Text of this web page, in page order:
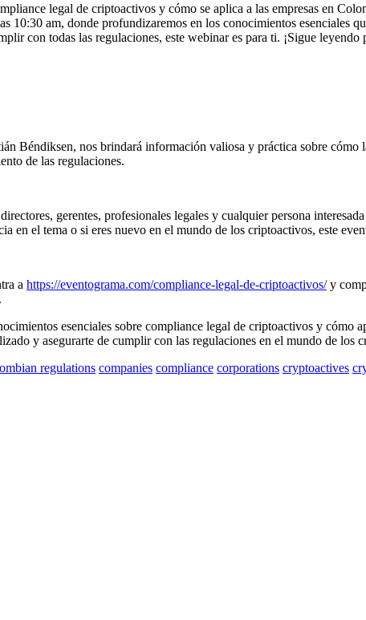
legal de criptoactivos y cómo se aplica a las empresas en
10:30 am, donde profundizaremos en los conocimientos esenciales
con todas las regulaciones, este webinar es para ti. ¡Sigue
Béndiksen, nos brindará información valiosa y práctica sobre
de las regulaciones.
gerentes, profesionales legales y cualquier persona
en el tema o si eres nuevo en el mundo de los criptoactivos, este
a https://eventograma.com/compliance-legal-de-criptoactivos/y
esenciales sobre compliance legal de criptoactivos y
y asegurarte de cumplir con las regulaciones en el mundo de los
regulations companies compliance corporations cryptoactives